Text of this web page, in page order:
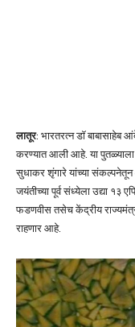
लातूर: भारतरत्न डॉ बाबासाहेब
करण्यात आली आहे. या
सुधाकर शृंगारे यांच्या
जयंतीच्या पूर्व संध्येला उद्या १३
फडणवीस तसेच केंद्रीय
राहणार आहे.